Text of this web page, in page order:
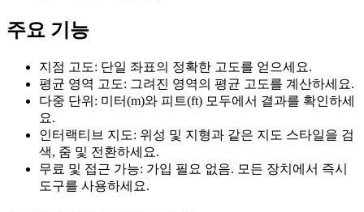
주요 기능
지점 고도: 단일 좌표의 정확한 고도를 얻으세요.
평균 영역 고도: 그려진 영역의 평균 고도를 계산하세요.
다중 단위: 미터(m)와 피트(ft) 모두에서 결과를 확인하세
요.
인터랙티브 지도: 위성 및 지형과 같은 지도 스타일을 검
색, 줌 및 전환하세요.
무료 및 접근 가능: 가입 필요 없음. 모든 장치에서 즉시
도구를 사용하세요.